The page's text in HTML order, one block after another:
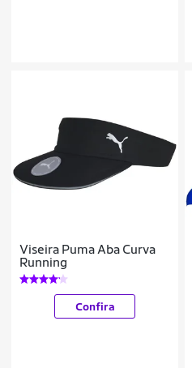
Viseira Puma Aba Curva
Running
Confira